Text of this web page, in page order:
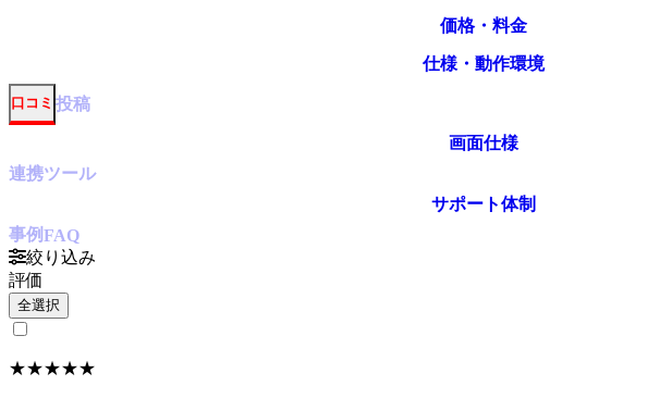
価格・料金
仕様・動作環境
口コミ 投稿
画面仕様
連携ツール
サポート体制
事例FAQ
絞り込み
評価
全選択
★★★★★